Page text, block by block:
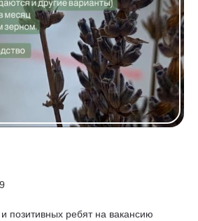
позитивных ребят на вакансию